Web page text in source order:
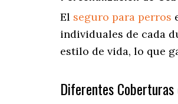
El seguro para perros
individuales de cada
estilo de vida, lo que
Diferentes